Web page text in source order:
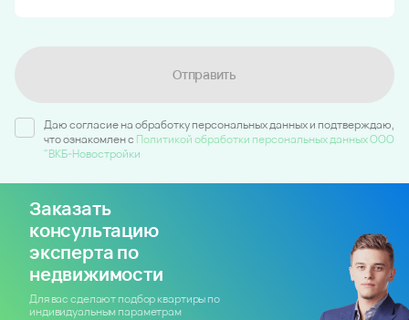
Отправить
Даю согласие на обработку персональных данных и подтверждаю,
что ознакомлен c Политикой обработки персональных данных ООО
"ВКБ-Новостройки
Заказать
консультацию
эксперта по
недвижимости
Для вас сделают подбор квартиры по
индивидуальным параметрам